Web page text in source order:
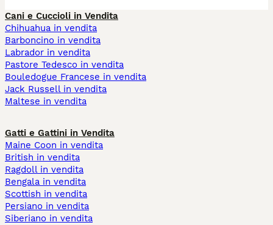
Cani e Cuccioli in Vendita
Chihuahua in vendita
Barboncino in vendita
Labrador in vendita
Pastore Tedesco in vendita
Bouledogue Francese in vendita
Jack Russell in vendita
Maltese in vendita
Gatti e Gattini in Vendita
Maine Coon in vendita
British in vendita
Ragdoll in vendita
Bengala in vendita
Scottish in vendita
Persiano in vendita
Siberiano in vendita